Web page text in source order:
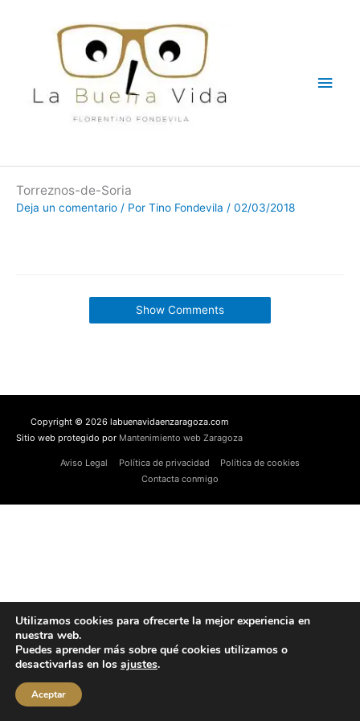
Torreznos-de-Soria
Deja un comentario / Por Tino Fondevila / 02/03/2018
Show Comments
Copyright © 2026 labuenavidaenzaragoza.com
Sitio web protegido por Mantenimiento web Zaragoza
Aviso Legal Política de privacidad
Política de cookies
Contacta conmigo
Utilizamos cookies para ofrecerte la mejor experiencia en
nuestra web.
Puedes aprender más sobre qué cookies utilizamos o
desactivarlas en los ajustes.
Aceptar